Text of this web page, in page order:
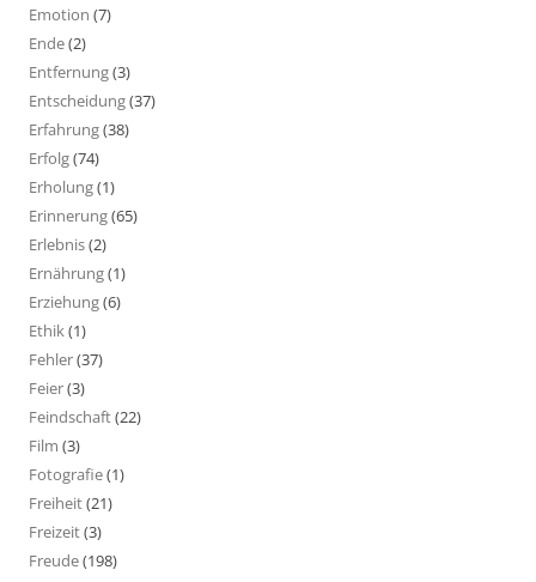
Emotion (7)
Ende(2)
Entfernung(3)
Entscheidung(37)
Erfahrung(38)
Erfolg(74)
Erholung(1)
Erinnerung(65)
Erlebnis(2)
Ernährung(1)
Erziehung(6)
Ethik(1)
Fehler(37)
Feier(3)
Feindschaft(22)
Film (3)
Fotografie(1)
Freiheit(21)
Freizeit(3)
Freude(198)